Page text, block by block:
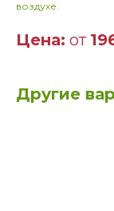
воздухе.
Цена: от
Другие